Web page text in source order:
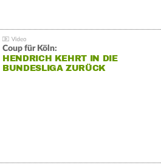
Coup für Köln:
HENDRICH KEHRT IN DIE
BUNDESLIGA ZURÜCK